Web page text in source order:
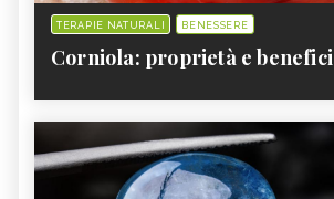
TERAPIE NATURALI BENESSERE
Corniola: proprietà e benefici